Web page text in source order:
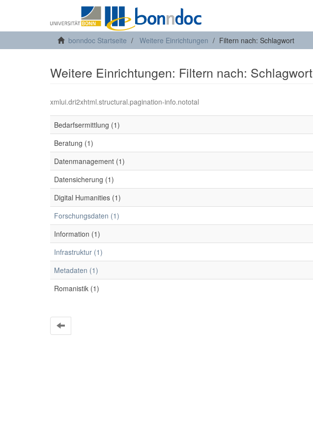
bonndoc Startseite Weitere Einrichtungen Filtern nach: Schlagwort
Weitere Einrichtungen: Filtern nach: Schlagwort
xmlui.dri2xhtml.structural.pagination-info.nototal
Bedarfsermittlung (1)
Beratung (1)
Datenmanagement (1)
Datensicherung (1)
Digital Humanities (1)
Forschungsdaten (1)
Information (1)
Infrastruktur (1)
Metadaten (1)
Romanistik (1)